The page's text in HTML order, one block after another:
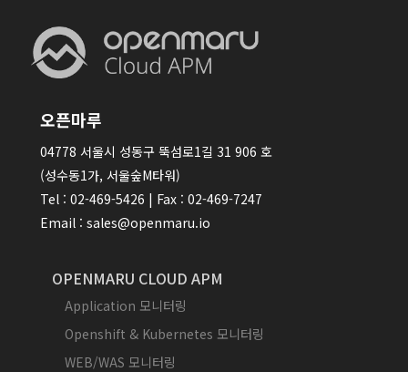
오픈마루
04778 서울시 성동구 뚝섬로1길 31 906 호
(성수동1가, 서울숲M타워)
Tel : 02-469-5426 | Fax : 02-469-7247
Email : sales@openmaru.io
OPENMARU CLOUD APM
Application 모니터링
Openshift & Kubernetes 모니터링
WEB/WAS 모니터링